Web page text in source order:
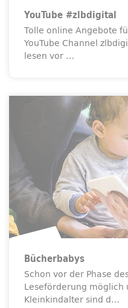
YouTube #zlbdigital
Tolle online Angebote
YouTube Channel
lesen vor …
Bücherbabys
Schon vor der Phase
Leseförderung möglich
Kleinkindalter sind d…